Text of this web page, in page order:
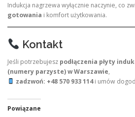
Indukcja nagrzewa wyłącznie naczynie, co
gotowania i komfort użytkowania.
Kontakt
Jeśli potrzebujesz podłączenia płyty
(numery parzyste) w Warszawie,
zadzwoń: +48 570 933 114i umów
Powiązane